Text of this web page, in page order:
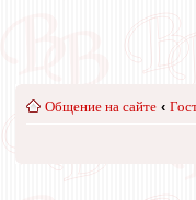
Общение на сайте ‹